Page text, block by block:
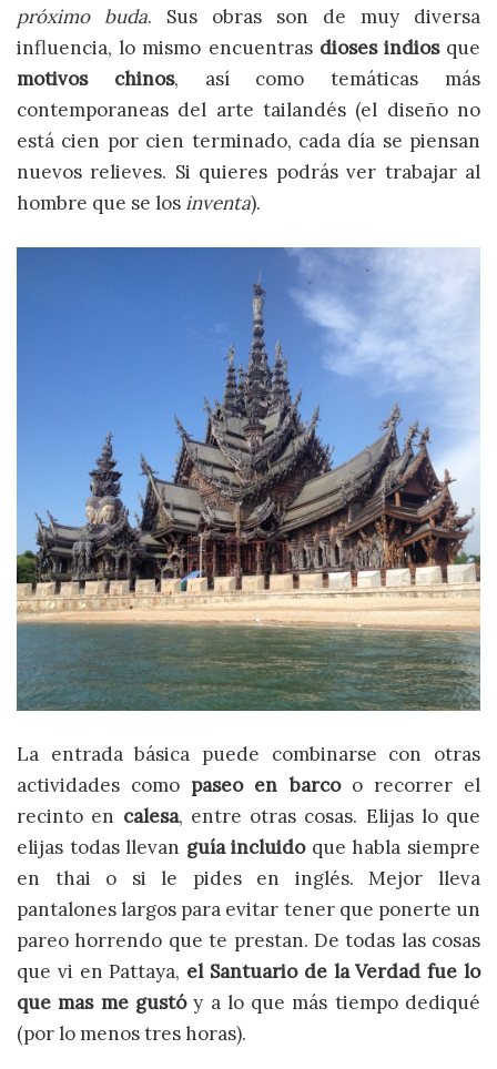
próximo buda. Sus obras son de muy diversa
influencia, lo mismo encuentras dioses indiosque
motivos chinos, así como temáticas más
contemporaneas del arte tailandés (el diseño no
está cien por cien terminado, cada día se piensan
nuevos relieves. Si quieres podrás ver trabajar al
hombre que se los inventa).
La entrada básica puede combinarse con otras
actividades como paseo en barcoo recorrer el
recinto en calesa, entre otras cosas. Elijas lo que
elijas todas llevan guía incluidoque habla siempre
en thai o si le pides en inglés. Mejor lleva
pantalones largos para evitar tener que ponerte un
pareo horrendo que te prestan. De todas las cosas
que vi en Pattaya, el Santuario de la Verdad fue lo
que mas me gustóy a lo que más tiempo dediqué
(por lo menos tres horas).